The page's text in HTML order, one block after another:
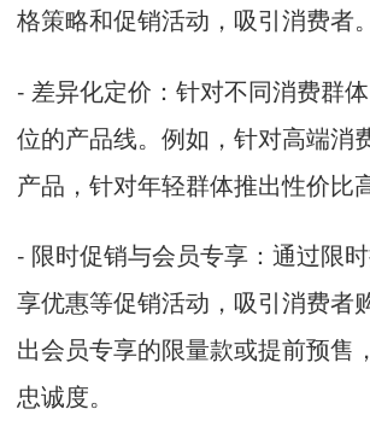
格策略和促销活动，吸引消费者。
- 差异化定价：针对不同消费群
位的产品线。例如，针对高端消
产品，针对年轻群体推出性价比
- 限时促销与会员专享：通过限
享优惠等促销活动，吸引消费者
出会员专享的限量款或提前预售
忠诚度。